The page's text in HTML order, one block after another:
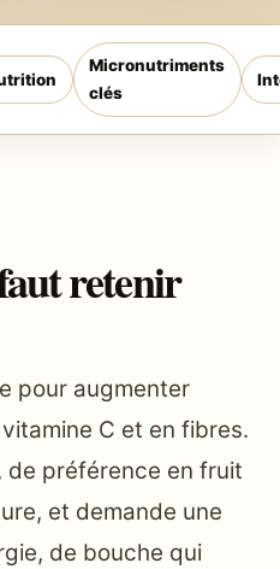
Micronutriments
clés
retenir
pour augmenter
C et en fibres.
de préférence en fruit
et demande une
de bouche qui